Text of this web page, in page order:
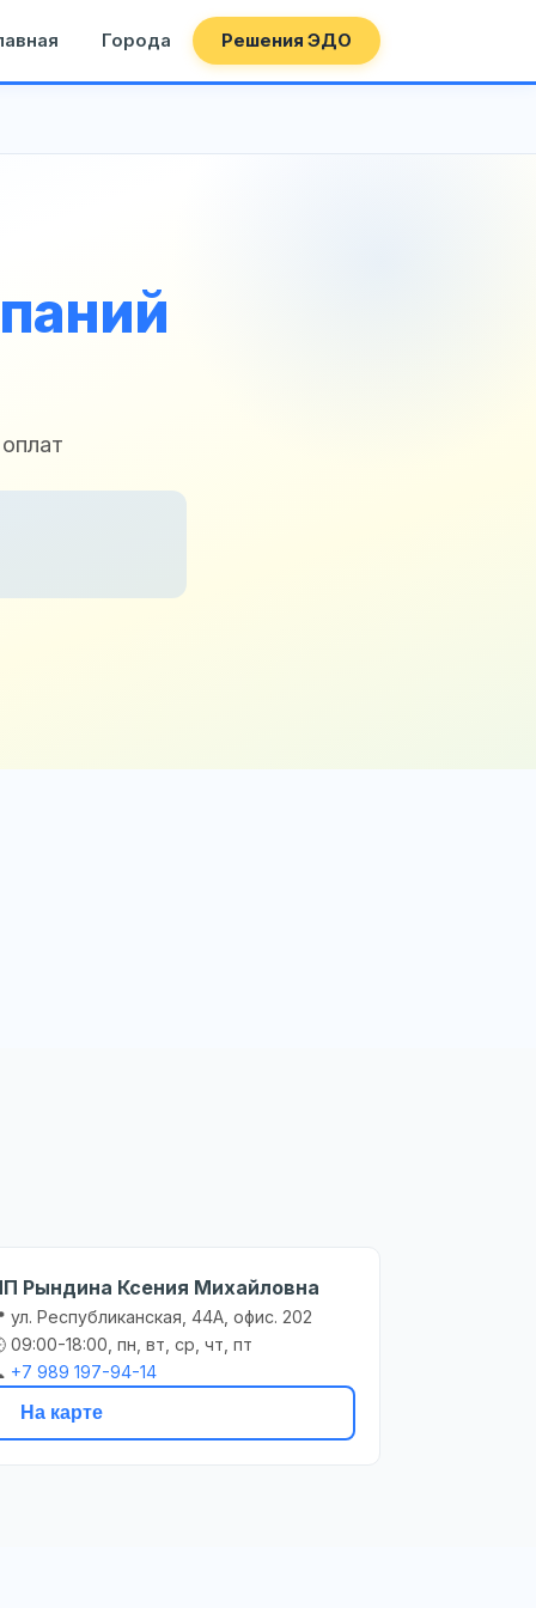
Города Решения ЭДО
Рындина Ксения Михайловна
ул. Республиканская, 44А, офис. 202
09:00-18:00, пн, вт, ср, чт, пт
+7 989 197-94-14
На карте